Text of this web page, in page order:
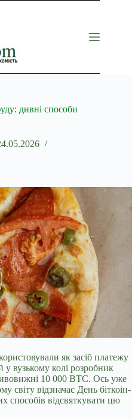
дивні способи
як засіб платежу
у вузькому колі розробник
10 000 BTC. Ось уже
світу відзначає День біткоін-
способів відсвяткувати цю